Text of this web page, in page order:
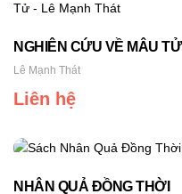
NGHIÊN CỨU VỀ MÂU TỬ
Lê Mạnh Thát
Liên hệ
NHÂN QUẢ ĐỒNG THỜI